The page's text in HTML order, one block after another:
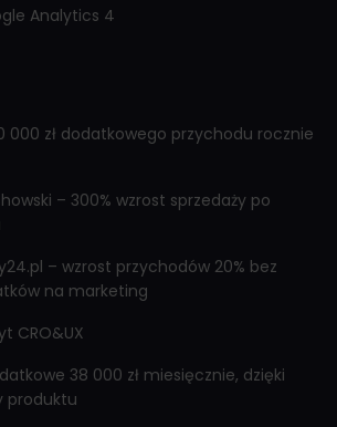
Analytics 4
000 zł dodatkowego przychodu rocznie
– 300% wzrost sprzedaży po
– wzrost przychodów 20% bez
na marketing
CRO&UX
38 000 zł miesięcznie, dzięki
produktu